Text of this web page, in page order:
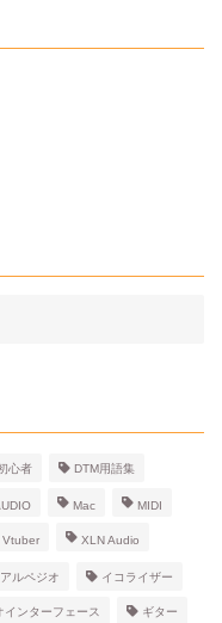
心者 DTM用語集
Mac MIDI
Vtuber XLN Audio
アルペジオ イコライザー
インターフェース ギター